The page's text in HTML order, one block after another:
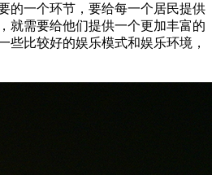
的一个环节，要给每一个居民提供
就需要给他们提供一个更加丰富的
些比较好的娱乐模式和娱乐环境，